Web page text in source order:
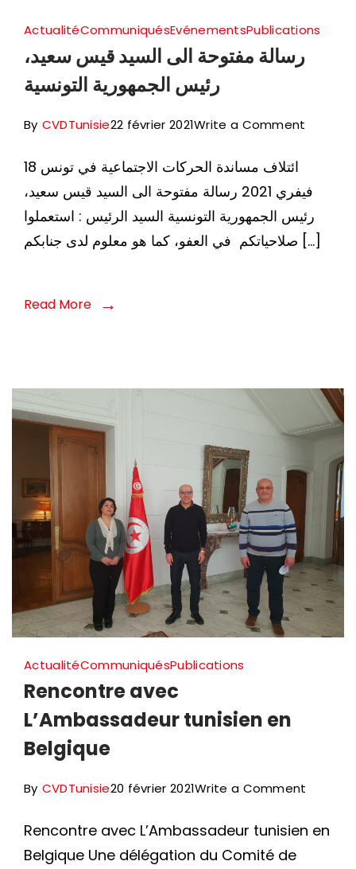
la
ActualitéCommuniquésEvénementsPublications
رسالة مفتوحة الى السيد قيس سعيد،
رئيس الجمهورية التونسية
By CVDTunisie22 février 2021Write a Comment
الى
السيد
قيس
ائتلاف مساندة الحركات الاجتماعية في تونس 18
فيفري 2021 رسالة مفتوحة الى السيد قيس سعيد،
رئيس الجمهورية التونسية السيد الرئيس : استعملوا
صلاحياتكم في العفو، كما هو معلوم لدى جنابكم […]
Read More
ActualitéCommuniquésPublications
Rencontre avec
L’Ambassadeur tunisien en
Belgique
By CVDTunisie20 février 2021Write a Comment
avec
Rencontre avec L’Ambassadeur tunisien en
Belgique Une délégation du Comité de